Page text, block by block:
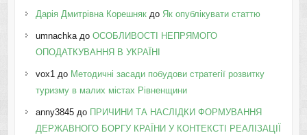
Дарія Дмитрівна Корешнякдо Як опублікувати статтю
umnachkaдо ОСОБЛИВОСТІ НЕПРЯМОГО
ОПОДАТКУВАННЯ В УКРАЇНІ
vox1до Методичні засади побудови стратегії розвитку
туризму в малих містах Рівненщини
anny3845до ПРИЧИНИ ТА НАСЛІДКИ ФОРМУВАННЯ
ДЕРЖАВНОГО БОРГУ КРАЇНИ У КОНТЕКСТІ РЕАЛІЗАЦІЇ